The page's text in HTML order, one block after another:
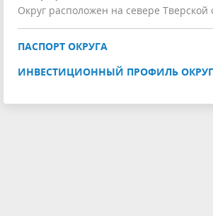
Округ расположен на севере Тверской
ПАСПОРТ ОКРУГА
ИНВЕСТИЦИОННЫЙ ПРОФИЛЬ